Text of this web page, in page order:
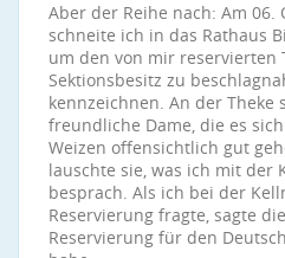
Aber der Reihe nach: Am 06.
schneite ich in das Rathaus
um den von mir reservierten
Sektionsbesitz zu
kennzeichnen. An der Theke
freundliche Dame, die es
Weizen offensichtlich gut
lauschte sie, was ich mit der
besprach. Als ich bei der
Reservierung fragte, sagte
Reservierung für den